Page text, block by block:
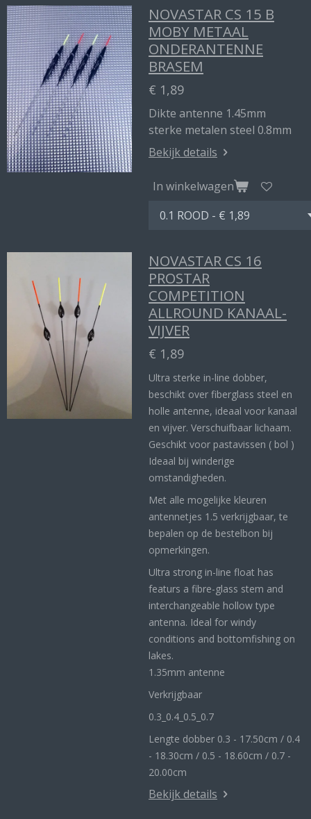
NOVASTAR CS 15 B
MOBY METAAL
ONDERANTENNE
BRASEM
€ 1,89
Dikte antenne 1.45mm
sterke metalen steel 0.8mm
Bekijk details
In winkelwagen
NOVASTAR CS 16
PROSTAR
COMPETITION
ALLROUND KANAAL-
VIJVER
€ 1,89
Ultra sterke in-line dobber,
beschikt over fiberglass steel en
holle antenne, ideaal voor kanaal
en vijver. Verschuifbaar lichaam.
Geschikt voor pastavissen ( bol )
Ideaal bij winderige
omstandigheden.
Met alle mogelijke kleuren
antennetjes 1.5 verkrijgbaar, te
bepalen op de bestelbon bij
opmerkingen.
Ultra strong in-line float has
featurs a fibre-glass stem and
interchangeable hollow type
antenna. Ideal for windy
conditions and bottomfishing on
lakes.
1.35mm antenne
Verkrijgbaar
0.3_ 0.4_ 0.5_0.7
Lengte dobber 0.3 - 17.50cm / 0.4
- 18.30cm / 0.5 - 18.60cm / 0.7 -
20.00cm
Bekijk details